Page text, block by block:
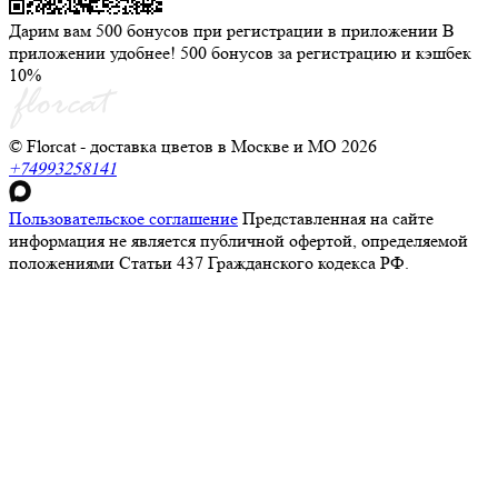
Дарим вам 500 бонусов при регистрации в приложении В
приложении удобнее! 500 бонусов за регистрацию и кэшбек
10%
© Florcat - доставка цветов в Москве и МО 2026
+74993258141
Пользовательское соглашение Представленная на сайте
информация не является публичной офертой, определяемой
положениями Статьи 437 Гражданского кодекса РФ.